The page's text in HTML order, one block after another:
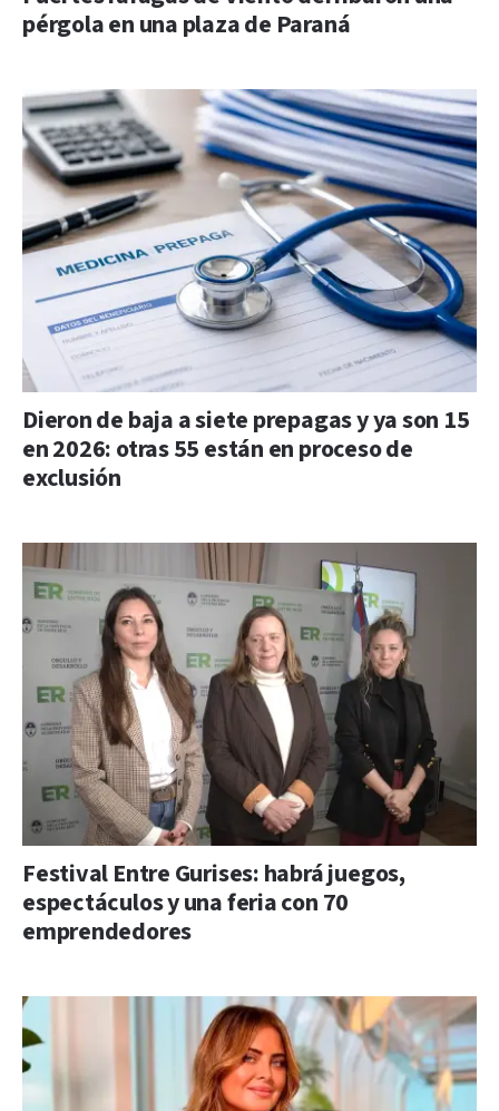
pérgola en una plaza de Paraná
Dieron de baja a siete prepagas y ya son 15
en 2026: otras 55 están en proceso de
exclusión
Festival Entre Gurises: habrá juegos,
espectáculos y una feria con 70
emprendedores